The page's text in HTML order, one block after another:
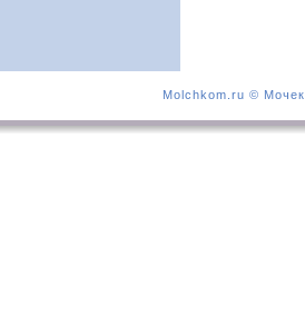
Molchkom.ru ©